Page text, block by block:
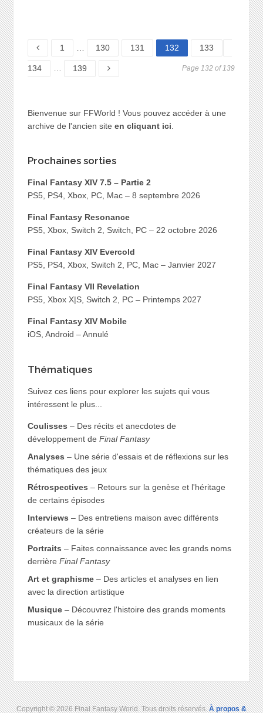
Page
1 Page
130 Page
131 Page
132 Page
133 Page
134 Page
139 Page 132 of 139
Bienvenue sur FFWorld ! Vous pouvez accéder à une
archive de l'ancien site en cliquant ici
Prochaines sorties
Final Fantasy XIV 7.5 – Partie 2
PS5, PS4, Xbox, PC, Mac – 8 septembre 2026
Final Fantasy Resonance
PS5, Xbox, Switch 2, Switch, PC – 22 octobre 2026
Final Fantasy XIV Evercold
PS5, PS4, Xbox, Switch 2, PC, Mac – Janvier 2027
Final Fantasy VII Revelation
PS5, Xbox X|S, Switch 2, PC – Printemps 2027
Final Fantasy XIV Mobile
iOS, Android – Annulé
Thématiques
Suivez ces liens pour explorer les sujets qui vous
intéressent le plus...
Coulisses – Des récits et anecdotes de
développement de Final Fantasy
Analyses – Une série d'essais et de réflexions sur les
thématiques des jeux
Rétrospectives – Retours sur la genèse et l'héritage
de certains épisodes
Interviews – Des entretiens maison avec différents
créateurs de la série
Portraits – Faites connaissance avec les grands noms
derrière Final Fantasy
Art et graphisme– Des articles et analyses en lien
avec la direction artistique
Musique– Découvrez l'histoire des grands moments
musicaux de la série
Copyright © 2026 Final Fantasy World. Tous droits réservés.À propos &